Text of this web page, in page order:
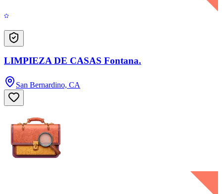
LIMPIEZA DE CASAS Fontana.
San Bernardino, CA